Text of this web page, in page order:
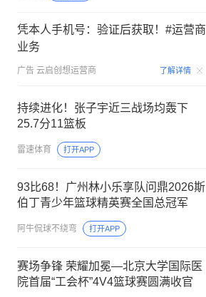
凭本人手机号：验证后获取！#运营商
业务
广告 云启创想运营商 了解详情
持续进化！张子宇近三战场均轰下
25.7分11篮板
雷速体育 打开APP
93比68！广州林小乐享队问鼎2026斯
伯丁青少年篮球精英赛全国总冠军
阿牛侃球不绕弯 打开APP
赛场争锋 荣耀加冕—北京大学国际医
院首届“工会杯”4V4篮球赛圆满收官